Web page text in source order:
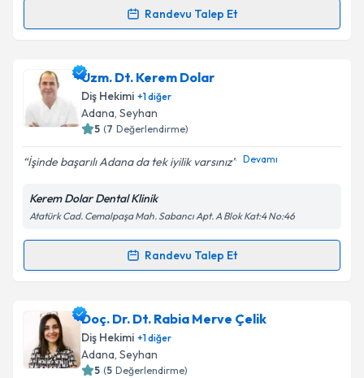
Kişisel verilerimin işlenmesine ilişkin
Metni'ni okudum ve kişisel verilerimin belirtilen
Takvim Talebini Gönder
Randevu Talep Et
Randevu Takvimi Talebi
Dt. Zehra Tunçsoyiçin randevu takvimi talebi
oluşturun. Size bu uzmandan randevu almanız için bir
takvim hazırlandığında e-posta ile bilgilendireceğiz.
Kişisel verilerimin işlenmesine ilişkinAydınlatma
Metni'ni okudum ve kişisel verilerimin belirtilen
kapsamda işlenmesini kabul ediyorum.
Uzm. Dt. Kerem Dolar
Diş Hekimi +1diğer
Adana, Seyhan
5 (7 Değerlendirme)
İşinde başarılı Adana da tek iyilik varsınız Devamı
Kerem Dolar Dental Klinik
Atatürk Cad. Cemalpaşa Mah. Sabancı Apt. A Blok Kat:4 No:46
Randevu Talep Et
Randevu Takvimi Talebi
Uzm. Dt. Kerem Dolariçin randevu takvimi talebi
oluşturun. Size bu uzmandan randevu almanız için bir
takvim hazırlandığında e-posta ile bilgilendireceğiz.
Doç. Dr. Dt. Rabia Merve Çelik
Diş Hekimi +1diğer
Adana, Seyhan
5 (5 Değerlendirme)